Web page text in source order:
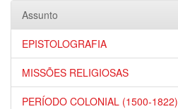
Assunto
EPISTOLOGRAFIA
MISSÕES RELIGIOSAS
PERÍODO COLONIAL (1500-1822)